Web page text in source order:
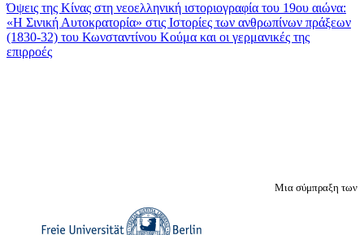
Όψεις της Κίνας στη νεοελληνική ιστοριογραφία του 19ου αιώνα:
«Η Σινική Αυτοκρατορία» στις Ιστορίες των ανθρωπίνων πράξεων
(1830-32) του Κωνσταντίνου Κούμα και οι γερμανικές της
επιρροές
Μια σύμπραξη των